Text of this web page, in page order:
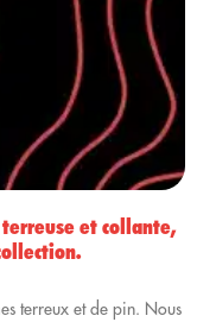
terreuse et collante,
terreux et de pin. Nous